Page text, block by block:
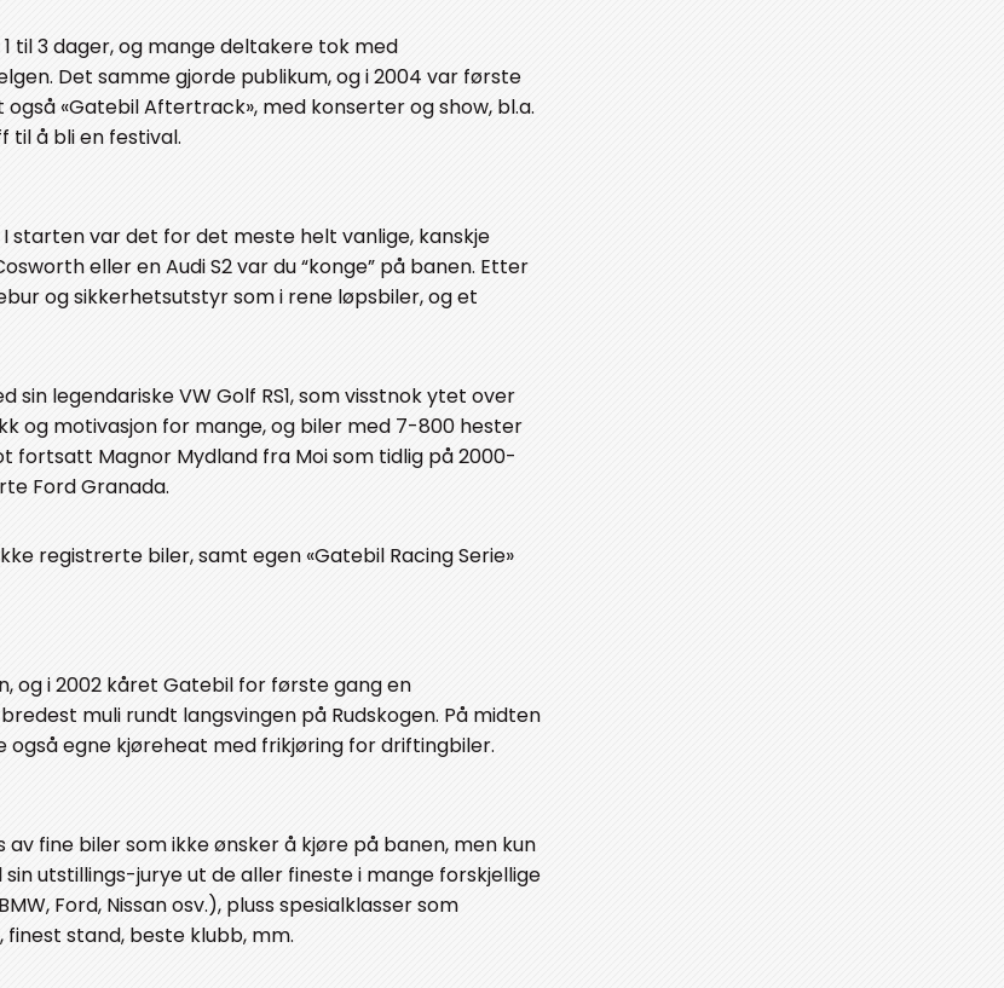
til 3 dager, og mange deltakere tok med
Det samme gjorde publikum, og i 2004 var første
«Gatebil Aftertrack», med konserter og show, bl.a.
til å bli en festival.
starten var det for det meste helt vanlige, kanskje
eller en Audi S2 var du “konge” på banen. Etter
og sikkerhetsutstyr som i rene løpsbiler, og et
legendariske VW Golf RS1, som visstnok ytet over
og motivasjon for mange, og biler med 7-800 hester
Magnor Mydland fra Moi som tidlig på 2000-
Ford Granada.
registrerte biler, samt egen «Gatebil Racing Serie»
og i 2002 kåret Gatebil for første gang en
muli rundt langsvingen på Rudskogen. På midten
egne kjøreheat med frikjøring for driftingbiler.
fine biler som ikke ønsker å kjøre på banen, men kun
utstillings-jurye ut de aller fineste i mange forskjellige
Ford, Nissan osv.), pluss spesialklasser som
stand, beste klubb, mm.